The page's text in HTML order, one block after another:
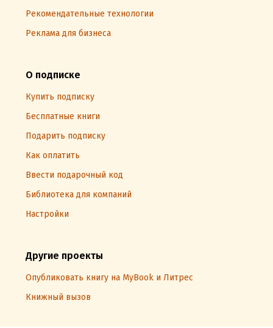
Рекомендательные технологии
Реклама для бизнеса
О подписке
Купить подписку
Бесплатные книги
Подарить подписку
Как оплатить
Ввести подарочный код
Библиотека для компаний
Настройки
Другие проекты
Опубликовать книгу на MyBook и Литрес
Книжный вызов